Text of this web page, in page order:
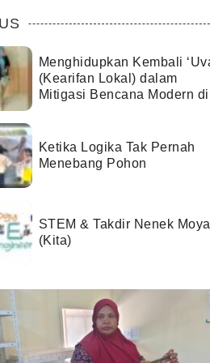
Menghidupkan Kembali
(Kearifan Lokal) dalam
Mitigasi Bencana Modern di
Ketika Logika Tak Pernah
Menebang Pohon
STEM & Takdir Nenek
(Kita)